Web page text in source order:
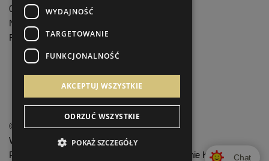
00-716 Warszawa
NIP: 8251972213
REGON: 06035139
Menu informacyjne
©
StrefaLuksusu.pl
Wszelkie prawa zastrzeżone
Projekt graficzny KQSDesign.pl
Oprogramowanie KQS.storeChat
WYDAJNOŚĆ
TARGETOWANIE
FUNKCJONALNOŚĆ
AKCEPTUJ WSZYSTKIE
ODRZUĆ WSZYSTKIE
POKAŻ SZCZEGÓŁY